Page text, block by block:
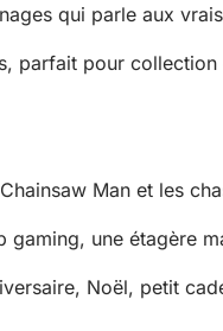
qui parle aux
parfait pour collection
Man et les
gaming, une étagère
Noël, petit